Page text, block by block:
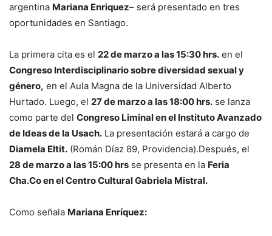
argentina Mariana Enriquez– será presentado en tres
oportunidades en Santiago.
La primera cita es el 22 de marzo a las 15:30 hrs. en el
Congreso Interdisciplinario sobre diversidad sexual y
género, en el Aula Magna de la Universidad Alberto
Hurtado. Luego, el 27 de marzo a las 18:00 hrs. se lanza
como parte del Congreso Liminal en el Instituto Avanzado
de Ideas de la Usach. La presentación estará a cargo de
Diamela Eltit. (Román Díaz 89, Providencia).Después, el
28 de marzo a las 15:00 hrs se presenta en la Feria
Cha.Co en el Centro Cultural Gabriela Mistral.
Como señala Mariana Enríquez: